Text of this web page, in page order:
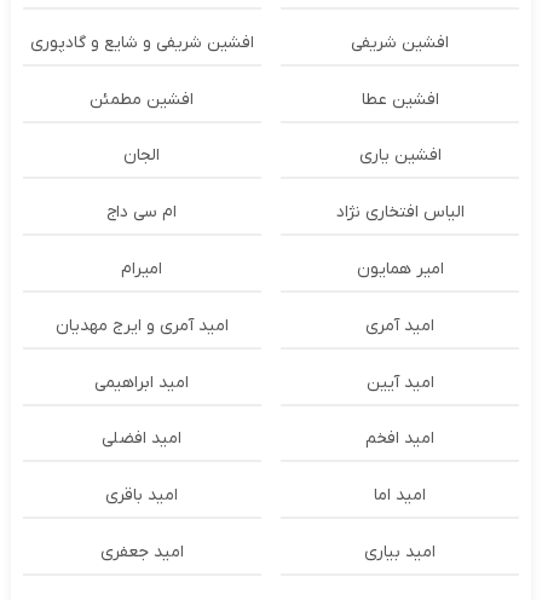
افشین شریفی افشین شریفی و شایع و گادپوری
افشین عطا افشین مطمئن
افشین یاری الجان
الیاس افتخاری نژاد ام سی داج
امير همايون اميرام
امید آمری امید آمری و ایرج مهدیان
امید آیین امید ابراهیمی
امید افخم امید افضلی
امید اما امید باقری
امید بیاری امید جعفری